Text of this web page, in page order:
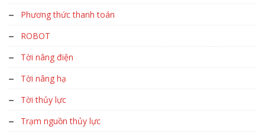
Phương thức thanh toán
ROBOT
Tời nâng điện
Tời nâng hạ
Tời thủy lực
Trạm nguồn thủy lực